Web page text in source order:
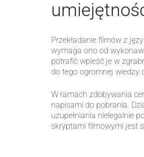
Przekładanie filmów z
wymaga ono od
potrafić wpleść je w
do tego ogromnej wiedzy
W ramach zdobywania
napisami do pobrania.
uzupełniania nielegalnie
skryptami filmowymi jest